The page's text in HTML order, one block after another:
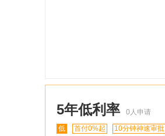
5年低利率 0 人申请
低
首付0%起 10分钟神速审批